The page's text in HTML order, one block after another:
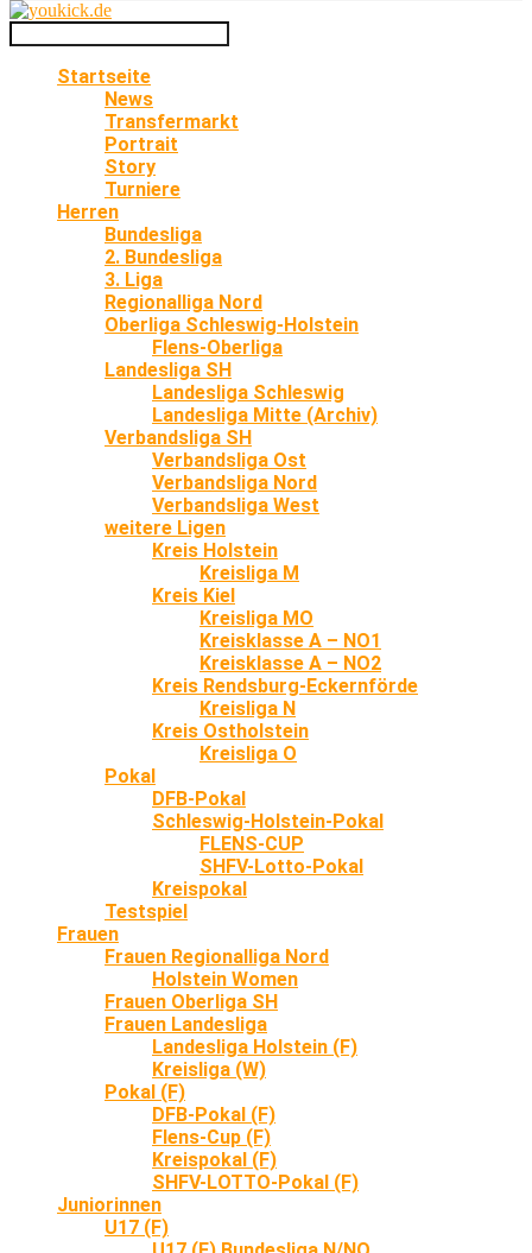
Startseite
News
Transfermarkt
Portrait
Story
Turniere
Herren
Bundesliga
2. Bundesliga
3. Liga
Regionalliga Nord
Oberliga Schleswig-Holstein
Flens-Oberliga
Landesliga SH
Landesliga Schleswig
Landesliga Mitte (Archiv)
Verbandsliga SH
Verbandsliga Ost
Verbandsliga Nord
Verbandsliga West
weitere Ligen
Kreis Holstein
Kreisliga M
Kreis Kiel
Kreisliga MO
Kreisklasse A – NO1
Kreisklasse A – NO2
Kreis Rendsburg-Eckernförde
Kreisliga N
Kreis Ostholstein
Kreisliga O
Pokal
DFB-Pokal
Schleswig-Holstein-Pokal
FLENS-CUP
SHFV-Lotto-Pokal
Kreispokal
Testspiel
Frauen
Frauen Regionalliga Nord
Holstein Women
Frauen Oberliga SH
Frauen Landesliga
Landesliga Holstein (F)
Kreisliga (W)
Pokal (F)
DFB-Pokal (F)
Flens-Cup (F)
Kreispokal (F)
SHFV-LOTTO-Pokal (F)
Juniorinnen
U17 (F)